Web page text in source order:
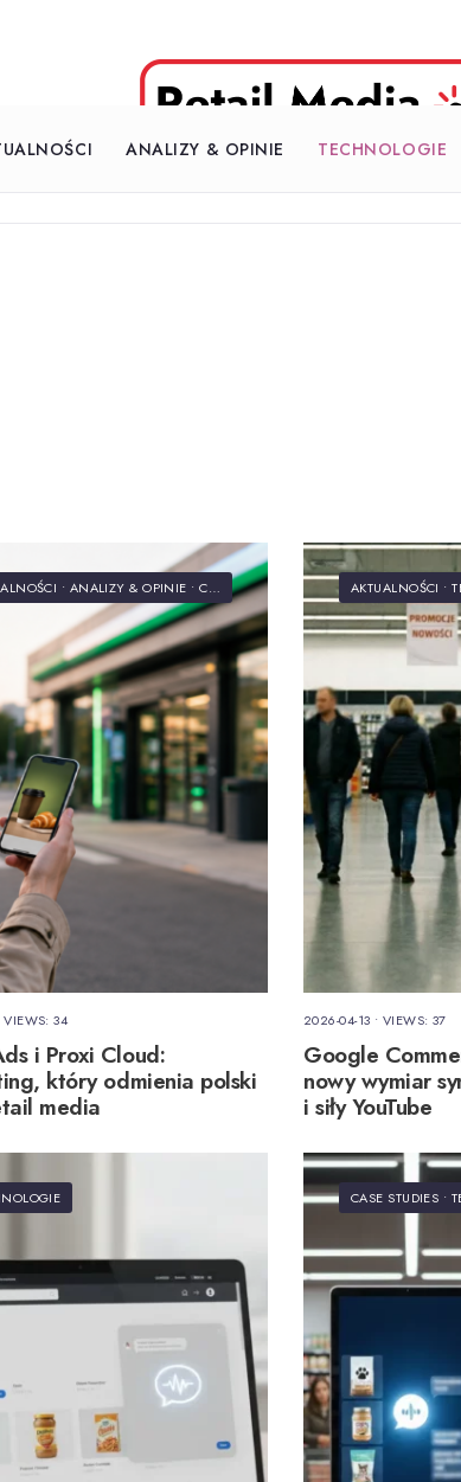
ANALIZY & OPINIE TECHNOLOGIE
• ANALIZY & OPINIE •CASE STUDIES TECHNOLOGIE
VIEWS: 34
i Proxi Cloud:
który odmienia polski
media
AKTUALNOŚCI •
2026-04-13 • VIEWS: 37
Google
nowy wymiar
i siły YouTube
CASE STUDIES •